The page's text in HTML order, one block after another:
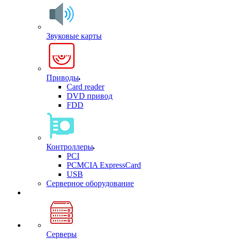
Звуковые карты
Приводы
Card reader
DVD привод
FDD
Контроллеры
PCI
PCMCIA ExpressCard
USB
Cерверное оборудование
Серверы